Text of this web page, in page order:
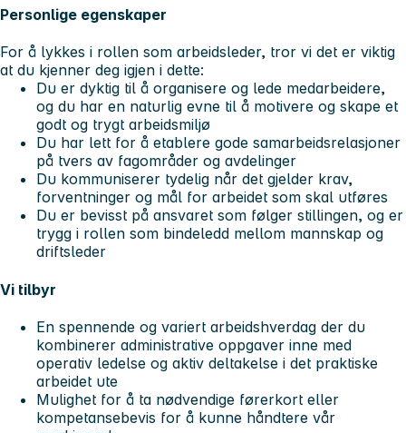
Personlige egenskaper
For å lykkes i rollen som arbeidsleder, tror vi det er viktig
at du kjenner deg igjen i dette:
Du er dyktig til å organisere og lede medarbeidere,
og du har en naturlig evne til å motivere og skape et
godt og trygt arbeidsmiljø
Du har lett for å etablere gode samarbeidsrelasjoner
på tvers av fagområder og avdelinger
Du kommuniserer tydelig når det gjelder krav,
forventninger og mål for arbeidet som skal utføres
Du er bevisst på ansvaret som følger stillingen, og er
trygg i rollen som bindeledd mellom mannskap og
driftsleder
Vi tilbyr
En spennende og variert arbeidshverdag der du
kombinerer administrative oppgaver inne med
operativ ledelse og aktiv deltakelse i det praktiske
arbeidet ute
Mulighet for å ta nødvendige førerkort eller
kompetansebevis for å kunne håndtere vår